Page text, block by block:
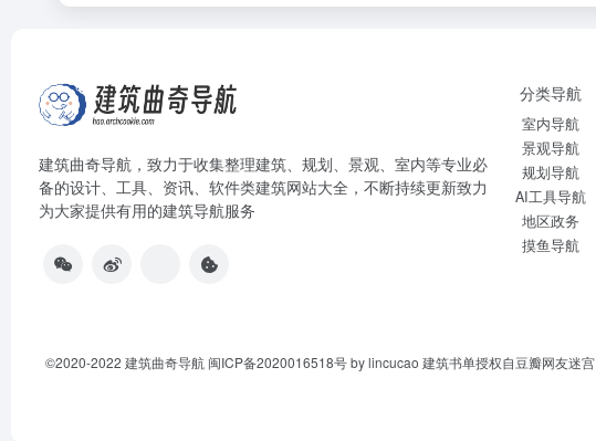
建筑曲奇导航 ，致力于收集整理建筑、规划、景观、室内等专业必
备的设计、工具、资讯、软件类建筑网站大全，不断持续更新致力
为大家提供有用的建筑导航服务
分类导航
室内导航
景观导航
规划导航
AI工具导航
地区政务
摸鱼导航
©2020-2022 建筑曲奇导航 闽ICP备2020016518号by lincucao 建筑书单授权自豆瓣网友迷宫